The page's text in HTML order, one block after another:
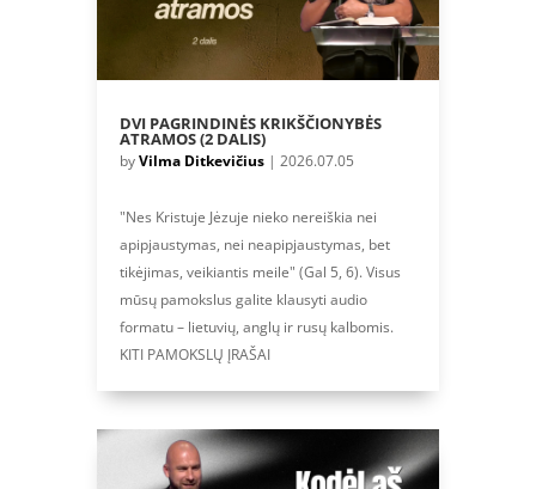
DVI PAGRINDINĖS KRIKŠČIONYBĖS
ATRAMOS (2 DALIS)
byVilma Ditkevičius| 2026.07.05
"Nes Kristuje Jėzuje nieko nereiškia nei
apipjaustymas, nei neapipjaustymas, bet
tikėjimas, veikiantis meile" (Gal 5, 6). Visus
mūsų pamokslus galite klausyti audio
formatu – lietuvių, anglų ir rusų kalbomis.
KITI PAMOKSLŲ ĮRAŠAI